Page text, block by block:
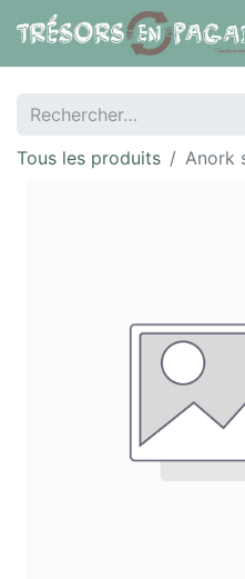
Tous les produits Anork